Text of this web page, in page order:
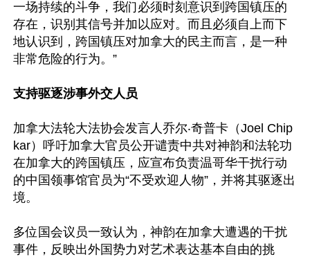
一场持续的斗争，我们必须时刻意识到跨国镇压的
存在，识别其信号并加以应对。而且必须自上而下
地认识到，跨国镇压对加拿大的民主而言，是一种
非常危险的行为。”
支持驱逐涉事外交人员
加拿大法轮大法协会发言人乔尔‧奇普卡（Joel Chip
kar）呼吁加拿大官员公开谴责中共对神韵和法轮功
在加拿大的跨国镇压，应宣布负责温哥华干扰行动
的中国领事馆官员为“不受欢迎人物”，并将其驱逐出
境。
多位国会议员一致认为，神韵在加拿大遭遇的干扰
事件，反映出外国势力对艺术表达基本自由的挑